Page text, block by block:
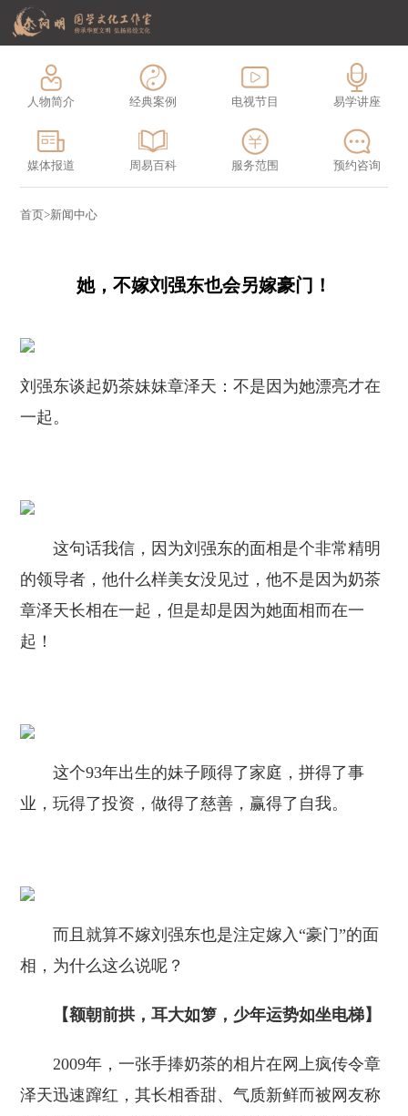
人物简介 经典案例 电视节目 易学讲座
媒体报道 周易百科 服务范围 预约咨询
首页>新闻中心
她，不嫁刘强东也会另嫁豪门！
刘强东谈起奶茶妹妹章泽天：不是因为她漂亮才在
一起。
这句话我信，因为刘强东的面相是个非常精明
的领导者，他什么样美女没见过，他不是因为奶茶
章泽天长相在一起，但是却是因为她面相而在一
起！
这个93年出生的妹子顾得了家庭，拼得了事
业，玩得了投资，做得了慈善，赢得了自我。
而且就算不嫁刘强东也是注定嫁入“豪门”的面
相，为什么这么说呢？
【额朝前拱，耳大如箩， 少年运势如坐电梯】
2009年，一张手捧奶茶的相片在网上疯传令章
泽天迅速蹿红，其长相香甜、气质新鲜而被网友称